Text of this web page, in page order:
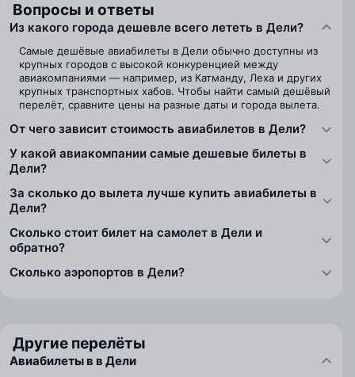
Вопросы и ответы
Из какого города дешевле всего лететь в Дели?
Самые дешёвые авиабилеты в Дели обычно доступны из
крупных городов с высокой конкуренцией между
авиакомпаниями — например, из Катманду, Леха и других
крупных транспортных хабов. Чтобы найти самый дешёвый
перелёт, сравните цены на разные даты и города вылета.
От чего зависит стоимость авиабилетов в Дели?
У какой авиакомпании самые дешевые билеты в
Дели?
За сколько до вылета лучше купить авиабилеты в
Дели?
Сколько стоит билет на самолет в Дели и
обратно?
Сколько аэропортов в Дели?
Другие перелёты
Авиабилеты в в Дели